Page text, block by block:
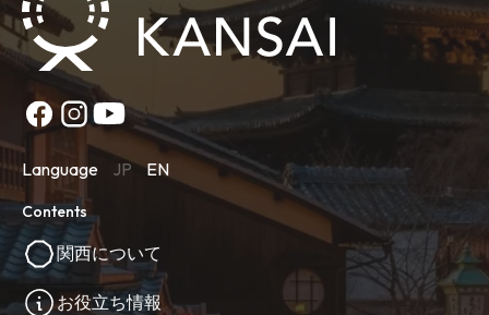
Language JP EN
Contents
関西について
お役立ち情報